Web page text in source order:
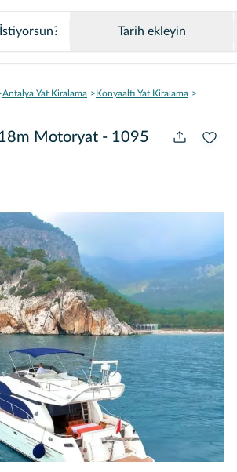
Tarih ekleyin
Antalya Yat Kiralama
Konyaaltı Yat Kiralama
Motoryat - 1095